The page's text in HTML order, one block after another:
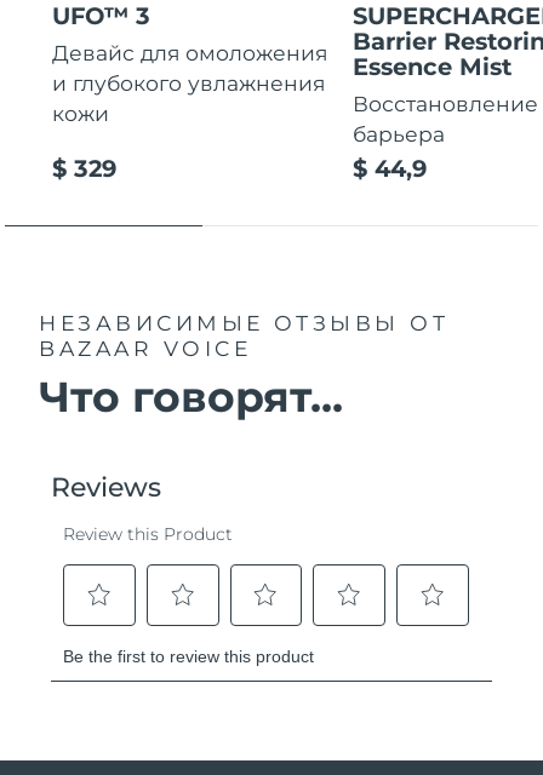
UFO™ 3
Девайс для омоложения
и глубокого увлажнения
кожи
$ 329
Barrier
Essence Mist
барьера
$ 44,9
НЕЗАВИСИМЫЕ ОТЗЫВЫ
ОТ
BAZAAR VOICE
Что говорят...